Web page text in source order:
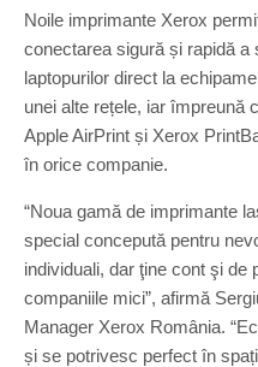
Noile imprimante Xerox
conectarea sigură și rapidă a
laptopurilor direct la
unei alte rețele, iar împreună
Apple AirPrint și Xerox
în orice companie.
“Noua gamă de imprimante
special concepută pentru
individuali, dar ţine cont şi
companiile mici”, afirmă
Manager Xerox România.
și se potrivesc perfect în